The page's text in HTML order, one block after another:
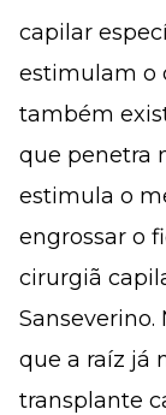
capilar
estimulam o
também
que penetra
estimula o
engrossar o
cirurgiã
Sanseverino.
que a raíz já
transplante